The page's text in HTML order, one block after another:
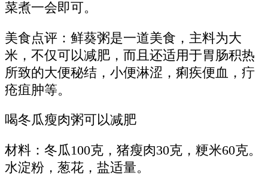
菜煮一会即可。
美食点评：鲜葵粥是一道美食，主料为大
米，不仅可以减肥，而且还适用于胃肠积热
所致的大便秘结，小便淋涩，痢疾便血，疔
疮疽肿等。
喝冬瓜瘦肉粥可以减肥
材料：冬瓜100克，猪瘦肉30克，粳米60克。
水淀粉，葱花，盐适量。